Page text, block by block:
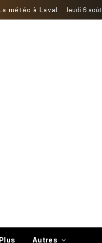
météo à Laval Jeudi 6 août
Autres